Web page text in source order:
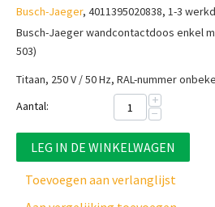
Busch-Jaeger, 4011395020838, 1-3
Busch-Jaeger wandcontactdoos enkel
503)
Titaan, 250 V / 50 Hz, RAL-nummer
Aantal:
+
−
LEG IN DE WINKELWAGEN
Toevoegen aan verlanglijst